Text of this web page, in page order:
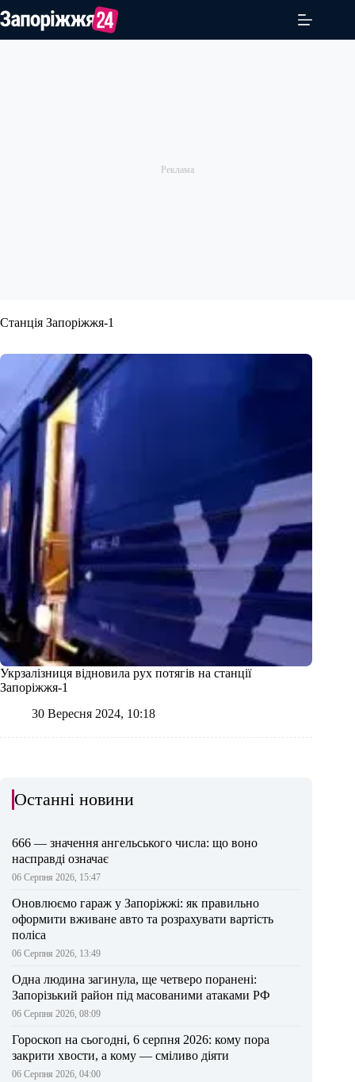
до
Станція Запоріжжя-1
Укрзалізниця відновила рух потягів на станції
Запоріжжя-1
30 Вересня 2024, 10:18
Останні новини
666 — значення ангельського числа: що воно
насправді означає
06 Серпня 2026, 15:47
Оновлюємо гараж у Запоріжжі: як правильно
оформити вживане авто та розрахувати вартість
поліса
06 Серпня 2026, 13:49
Одна людина загинула, ще четверо поранені:
Запорізький район під масованими атаками РФ
06 Серпня 2026, 08:09
Гороскоп на сьогодні, 6 серпня 2026: кому пора
закрити хвости, а кому — сміливо діяти
06 Серпня 2026, 04:00